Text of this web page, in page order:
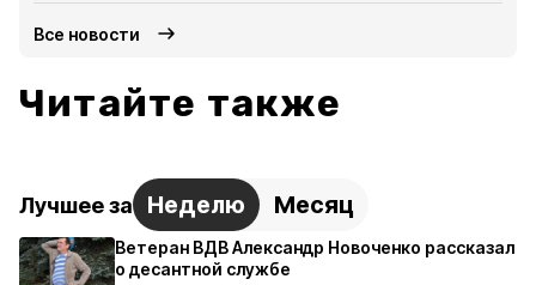
Все новости
Читайте также
Лучшее за Неделю Месяц
Ветеран ВДВ Александр Новоченко рассказал
о десантной службе